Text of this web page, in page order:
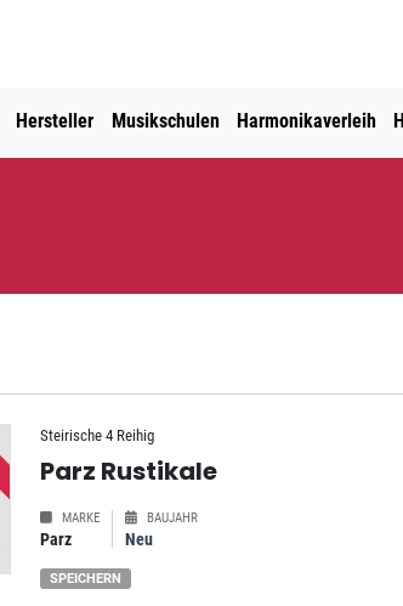
Hersteller Musikschulen Harmonikaverleih
Steirische 4 Reihig
Parz Rustikale
MARKE
Parz
BAUJAHR
Neu
SPEICHERN